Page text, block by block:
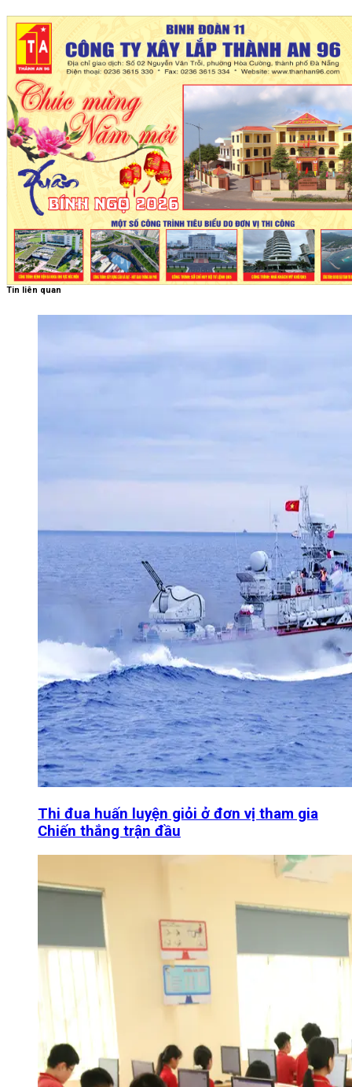
Tin liên quan
Thi đua huấn luyện giỏi ở đơn vị tham gia
Chiến thắng trận đầu